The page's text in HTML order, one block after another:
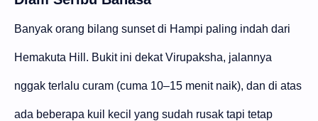
Banyak orang bilang sunset di Hampi paling indah dari
Hemakuta Hill. Bukit ini dekat Virupaksha, jalannya
nggak terlalu curam (cuma 10–15 menit naik), dan di atas
ada beberapa kuil kecil yang sudah rusak tapi tetap